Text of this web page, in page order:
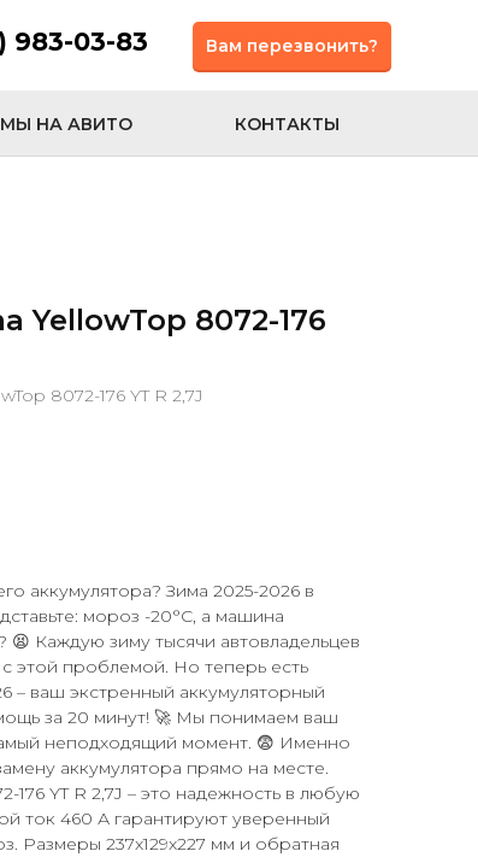
983-03-83
МЫ НА АВИТО КОНТАКТЫ
Вам перезвонить?
YellowTop 8072-176
8072-176 YT R 2,7J
аккумулятора? Зима 2025-2026 в
мороз -20°C, а машина
😫 Каждую зиму тысячи автовладельцев
этой проблемой. Но теперь есть
– ваш экстренный аккумуляторный
за 20 минут! 🚀 Мы понимаем ваш
неподходящий момент. 😨 Именно
аккумулятора прямо на месте.
176 YT R 2,7J – это надежность в любую
ток 460 А гарантируют уверенный
Размеры 237x129x227 мм и обратная